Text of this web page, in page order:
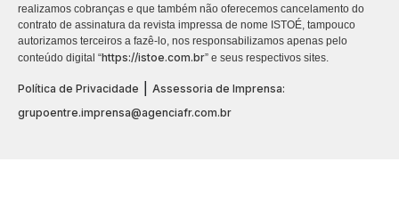
realizamos cobranças e que também não oferecemos cancelamento do
contrato de assinatura da revista impressa de nome ISTOÉ, tampouco
autorizamos terceiros a fazê-lo, nos responsabilizamos apenas pelo
conteúdo digital “https://istoe.com.br” e seus respectivos sites.
Política de Privacidade
Assessoria de Imprensa:
grupoentre.imprensa@agenciafr.com.br